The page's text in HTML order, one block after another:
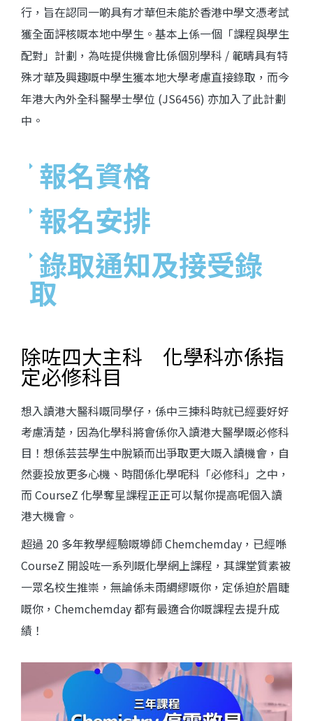
行，旨在認同一啲具有才華但未能於香港中學文憑考試
獲全面評核嘅本地中學生。基本上係一個「課程與學生
配對」計劃，為咗提供機會比係個別學科 / 範疇具有特
殊才華及興趣嘅中學生獲本地大學考慮直接錄取，而今
年港大內外全科醫學士學位 (JS6456) 亦加入了此計劃
中。
報名資格​
報名安排​
錄取通知及接受錄
取​
除咗四大主科 化學科亦係指
定必修科目
想入讀港大醫科嘅同學仔，係中三揀科時就已經要好好
考慮清楚，因為化學科將會係你入讀港大醫學嘅必修科
目！想係芸芸學生中脫穎而出爭取更大嘅入讀機會 ，自
然要投放更多心機、時間係化學呢科「必修科」之中，
而 CourseZ 化學奪星課程正正可以幫你提高呢個入讀
港大機會。
超過 20 多年教學經驗嘅導師 Chemchemday，已經喺
CourseZ 開設咗一系列嘅化學網上課程，其課堂質素被
一眾名校生推崇， 無論係未雨綢繆嘅你， 定係迫於眉睫
嘅你，Chemchemday 都有最適合你嘅課程去提升成
績！